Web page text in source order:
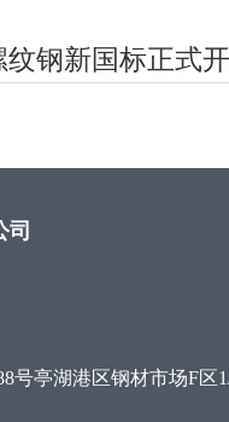
钢新国标正式
亭湖港区钢材市场F区